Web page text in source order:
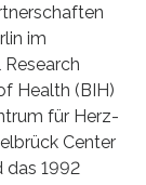
im
Health (BIH)
für Herz-
Center
das 1992